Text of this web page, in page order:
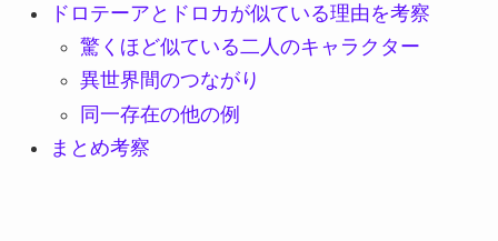
ドロテーアとドロカが似ている理由を考察
驚くほど似ている二人のキャラクター
異世界間のつながり
同一存在の他の例
まとめ考察